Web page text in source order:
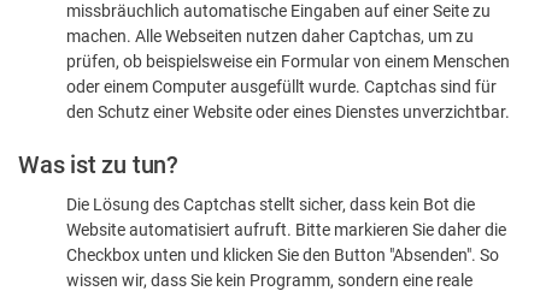
dass
sind
missbräuchlich automatische Eingaben auf einer Seite zu
machen. Alle Webseiten nutzen daher Captchas, um zu
prüfen, ob beispielsweise ein Formular von einem Menschen
oder einem Computer ausgefüllt wurde. Captchas sind für
den Schutz einer Website oder eines Dienstes unverzichtbar.
Was ist zu tun?
Die Lösung des Captchas stellt sicher, dass kein Bot die
Website automatisiert aufruft. Bitte markieren Sie daher die
Checkbox unten und klicken Sie den Button "Absenden". So
wissen wir, dass Sie kein Programm, sondern eine reale